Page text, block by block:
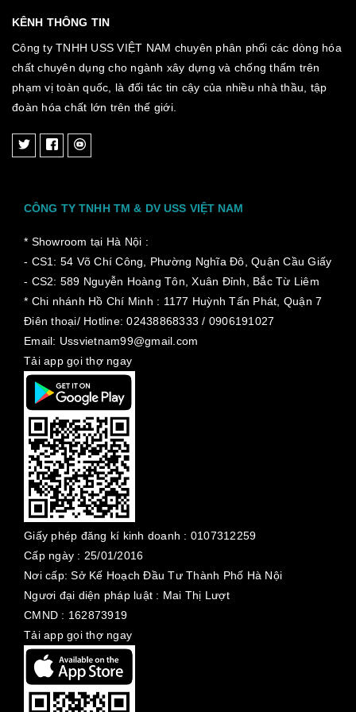
KÊNH THÔNG TIN
Công ty TNHH USS VIỆT NAM chuyên phân phối các dòng hóa
chất chuyên dụng cho ngành xây dựng và chống thấm trên
phạm vị toàn quốc, là đối tác tin cậy của nhiều nhà thầu, tập
đoàn hóa chất lớn trên thế giới.
CÔNG TY TNHH TM & DV USS VIỆT NAM
* Showroom tại Hà Nội :
- CS1: 54 Võ Chí Công, Phường Nghĩa Đô, Quận Cầu Giấy
- CS2: 589 Nguyễn Hoàng Tôn, Xuân Đỉnh, Bắc Từ Liêm
* Chi nhánh Hồ Chí Minh : 1177 Huỳnh Tấn Phát, Quận 7
Điên thoại/ Hotline: 02438868333 / 0906191027
Email: Ussvietnam99@gmail.com
Tải app gọi thợ ngay
Giấy phép đăng kí kinh doanh : 0107312259
Cấp ngày : 25/01/2016
Nơi cấp: Sở Kế Hoạch Đầu Tư Thành Phố Hà Nội
Ngươi đại diện pháp luật : Mai Thị Lượt
CMND : 162873919
Tải app gọi thợ ngay